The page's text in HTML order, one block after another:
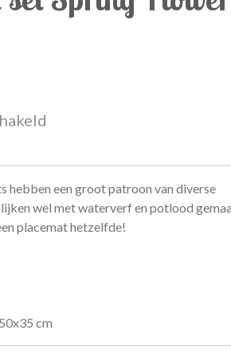
hebben een groot patroon van diverse
wel met waterverf en potlood
placemat hetzelfde!
cm